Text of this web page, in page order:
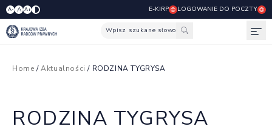
A- A A+ E-KIRP LOGOWANIE DO POCZTY
Wpisz szukane słowo
Home /Aktualności / RODZINA TYGRYSA
RODZINA TYGRYSA